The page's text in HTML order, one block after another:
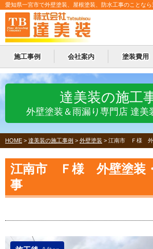
愛知県一宮市で外壁塗装、屋根塗装、防水工事のことな
施工事例 会社案内 塗装費用
達美装の施工
外壁塗装＆雨漏り専門店 達美
HOME > 達美装の施工事例 > 外壁塗装 > 江南市 Ｆ様 外
江南市 Ｆ様 外壁塗装
事